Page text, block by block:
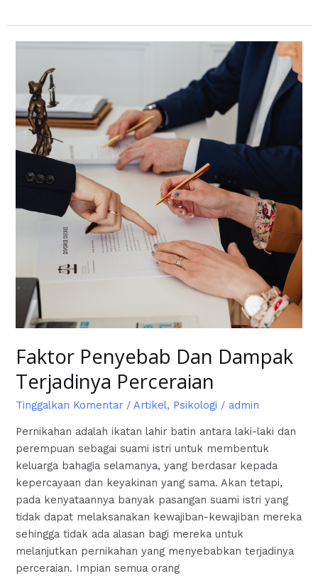
Faktor Penyebab Dan Dampak
Terjadinya Perceraian
Tinggalkan Komentar /Artikel, Psikologi / admin
Pernikahan adalah ikatan lahir batin antara laki-laki dan
perempuan sebagai suami istri untuk membentuk
keluarga bahagia selamanya, yang berdasar kepada
kepercayaan dan keyakinan yang sama. Akan tetapi,
pada kenyataannya banyak pasangan suami istri yang
tidak dapat melaksanakan kewajiban-kewajiban mereka
sehingga tidak ada alasan bagi mereka untuk
melanjutkan pernikahan yang menyebabkan terjadinya
perceraian. Impian semua orang
Penyebab
Dan
Dampak
Terjadinya
Perceraian